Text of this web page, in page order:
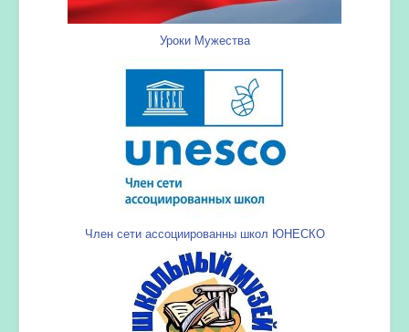
Уроки Мужества
Член сети ассоциированны школ ЮНЕСКО